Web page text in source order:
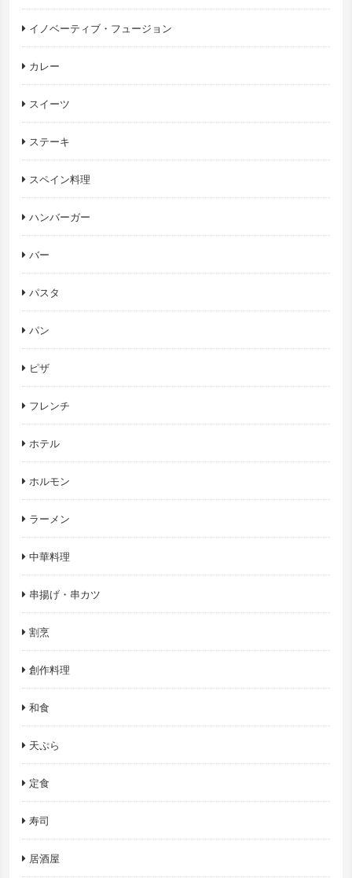
イノベーティブ・フュージョン
カレー
スイーツ
ステーキ
スペイン料理
ハンバーガー
バー
パスタ
パン
ピザ
フレンチ
ホテル
ホルモン
ラーメン
中華料理
串揚げ・串カツ
割烹
創作料理
和食
天ぷら
定食
寿司
居酒屋